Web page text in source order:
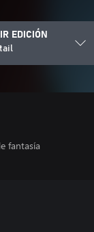
EDICIÓN
fantasía